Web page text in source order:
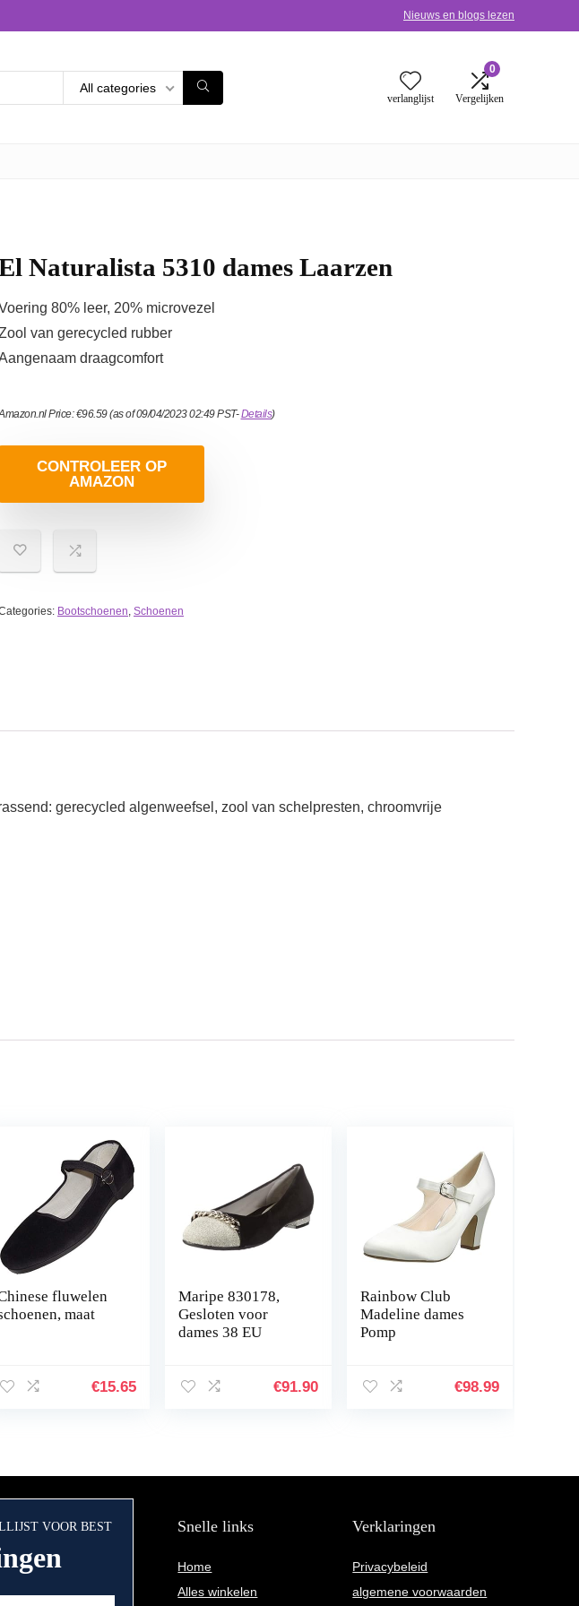
Nieuws en blogs lezen
All categories
verlanglijst
0
Vergelijken
Naturalista 5310 dames Laarzen
80% leer, 20% microvezel
van gerecycled rubber
draagcomfort
Price:€96.59(as of 09/04/2023 02:49 PST-Details)
CONTROLEER OP
AMAZON
Bootschoenen, Schoenen
gerecycled algenweefsel, zool van schelpresten, chroomvrije
fluwelen
maat
€15.65
Maripe 830178,
Gesloten voor
dames 38 EU
€91.90
Rainbow Club
Madeline dames
Pomp
€98.99
VOOR BEST Snelle links
Home
Alles winkelen
Verklaringen
Privacybeleid
algemene voorwaarden